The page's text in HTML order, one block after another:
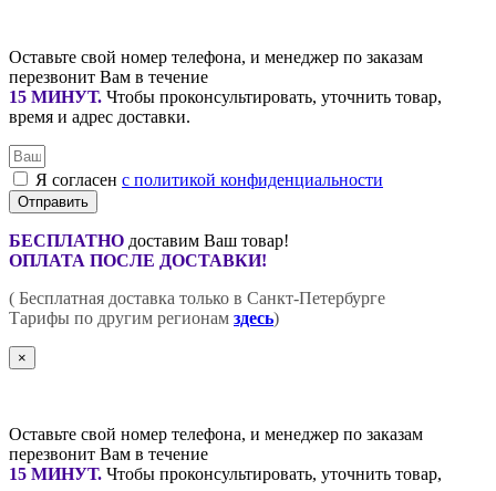
Оставьте свой номер телефона, и менеджер по заказам
перезвонит Вам в течение
15 МИНУТ. Чтобы проконсультировать, уточнить товар,
время и адрес доставки.
Я согласен с политикой конфиденциальности
Отправить
БЕСПЛАТНО доставим Ваш товар!
ОПЛАТА ПОСЛЕ ДОСТАВКИ!
( Бесплатная доставка только в Санкт-Петербурге
Тарифы по другим регионам здесь)
×
Оставьте свой номер телефона, и менеджер по заказам
перезвонит Вам в течение
15 МИНУТ. Чтобы проконсультировать, уточнить товар,